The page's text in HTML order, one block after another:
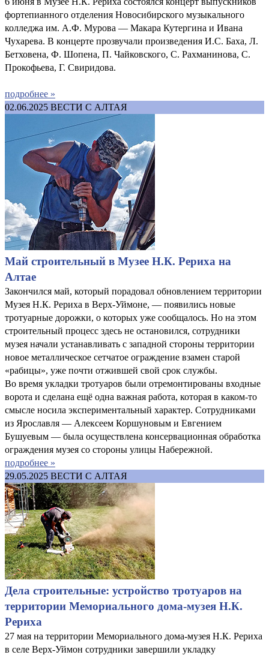
фортепианного отделения Новосибирского музыкального
колледжа им. А.Ф. Мурова — Макара Кутергина и Ивана
Чухарева. В концерте прозвучали произведения И.С. Баха, Л.
Бетховена, Ф. Шопена, П. Чайковского, С. Рахманинова, С.
Прокофьева, Г. Свиридова.
подробнее »
02.06.2025 ВЕСТИ С АЛТАЯ
Май строительный в Музее Н.К. Рериха на
Алтае
Закончился май, который порадовал обновлением территории
Музея Н.К. Рериха в Верх-Уймоне, — появились новые
тротуарные дорожки, о которых уже сообщалось. Но на этом
строительный процесс здесь не остановился, сотрудники
музея начали устанавливать с западной стороны территории
новое металлическое сетчатое ограждение взамен старой
«рабицы», уже почти отжившей свой срок службы.
Во время укладки тротуаров были отремонтированы входные
ворота и сделана ещё одна важная работа, которая в каком-то
смысле носила экспериментальный характер. Сотрудниками
из Ярославля — Алексеем Коршуновым и Евгением
Бушуевым — была осуществлена консервационная обработка
ограждения музея со стороны улицы Набережной.
подробнее »
29.05.2025 ВЕСТИ С АЛТАЯ
Дела строительные: устройство тротуаров на
территории Мемориального дома-музея Н.К.
Рериха
27 мая на территории Мемориального дома-музея Н.К. Рериха
в селе Верх-Уймон сотрудники завершили укладку